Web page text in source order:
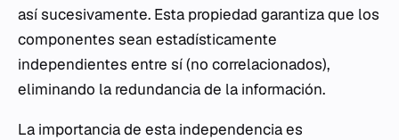
así sucesivamente. Esta propiedad garantiza que los
componentes sean estadísticamente
independientes entre sí (no correlacionados),
eliminando la redundancia de la información.
La importancia de esta independencia es